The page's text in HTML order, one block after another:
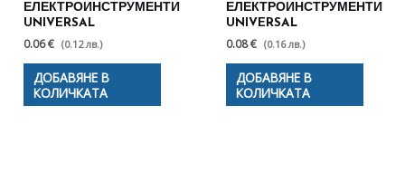
ЕЛЕКТРОИНСТРУМЕНТИ
UNIVERSAL
0.06 € (0.12 лв.)
ДОБАВЯНЕ В
КОЛИЧКАТА
ЕЛЕКТРОИНСТРУМЕНТИ
UNIVERSAL
0.08 € (0.16 лв.)
ДОБАВЯНЕ В
КОЛИЧКАТА